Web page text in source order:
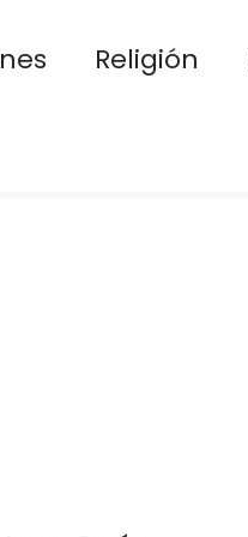
Religión